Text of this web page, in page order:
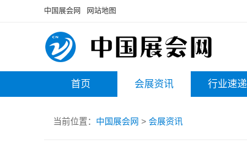
中国展会网 网站地图
首页 会展资讯 行业速递
当前位置： 中国展会网 > 会展资讯